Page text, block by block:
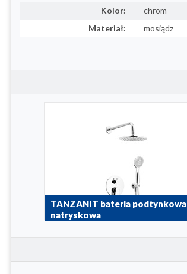
Kolor:
chrom
Materiał:
mosiądz
TANZANIT bateria podtynkowa
natryskowa
5029-501-00